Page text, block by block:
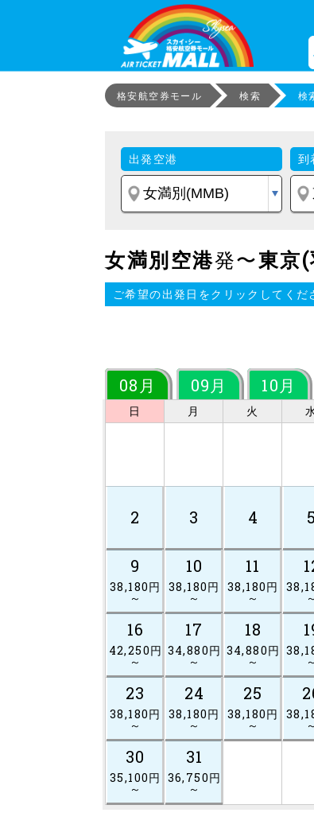
格安航空券モール 検索 検
出発空港 到
女満別空港発〜東京
ご希望の出発日をクリックしてくだ
08月 09月 10月
日 月 火
2 3 4 5
9
38,180円
～
10
38,180円
～
11
38,180円
～ ～
16
42,250円
～
17
34,880円
～
18
34,880円
～ ～
23
38,180円
～
24
38,180円
～
25
38,180円
～ ～
30
35,100円
～
31
36,750円
～